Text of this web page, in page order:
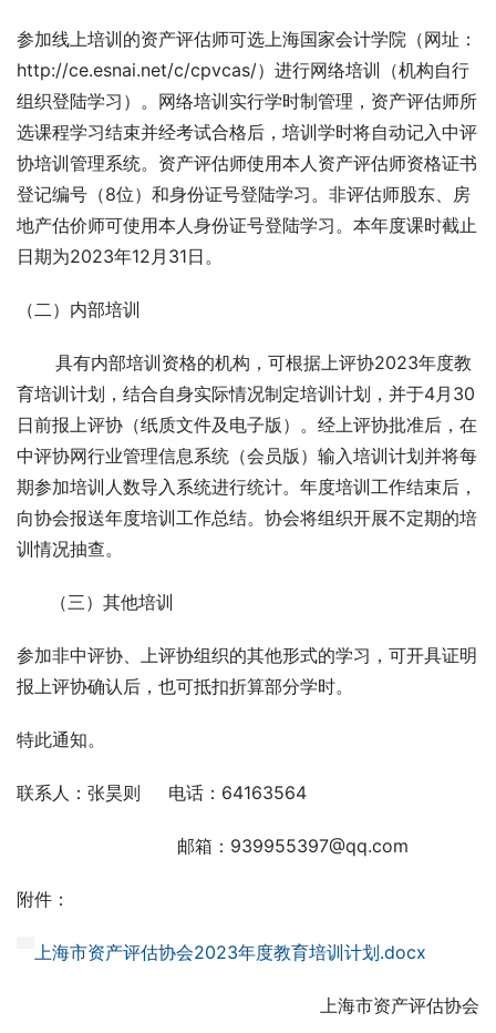
参加线上培训的资产评估师可选上海国家会计学院（网址：
http://ce.esnai.net/c/cpvcas/）进行网络培训（机构自行
组织登陆学习）。网络培训实行学时制管理，资产评估师所
选课程学习结束并经考试合格后，培训学时将自动记入中评
协培训管理系统。资产评估师使用本人资产评估师资格证书
登记编号（8位）和身份证号登陆学习。非评估师股东、房
地产估价师可使用本人身份证号登陆学习。本年度课时截止
日期为2023年12月31日。
（二）内部培训
具有内部培训资格的机构，可根据上评协2023年度教
育培训计划，结合自身实际情况制定培训计划，并于4月30
日前报上评协（纸质文件及电子版）。经上评协批准后，在
中评协网行业管理信息系统（会员版）输入培训计划并将每
期参加培训人数导入系统进行统计。年度培训工作结束后，
向协会报送年度培训工作总结。协会将组织开展不定期的培
训情况抽查。
（三）其他培训
参加非中评协、上评协组织的其他形式的学习，可开具证明
报上评协确认后，也可抵扣折算部分学时。
特此通知。
联系人：张昊则     电话：64163564
邮箱：939955397@qq.com
附件：
上海市资产评估协会2023年度教育培训计划.docx
上海市资产评估协会